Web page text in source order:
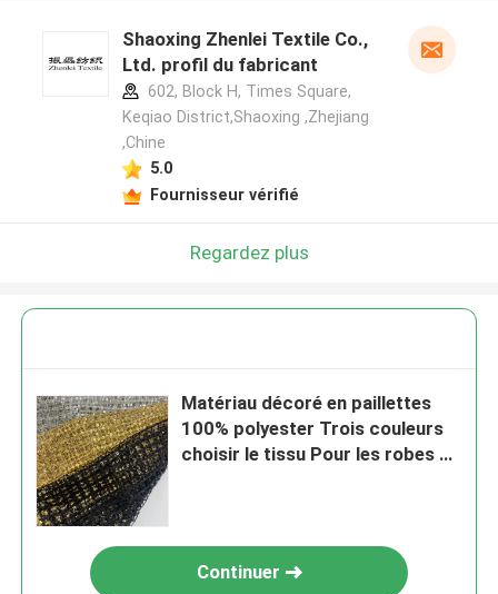
Shaoxing Zhenlei Textile Co.,
Ltd. profil du fabricant
602, Block H, Times Square,
Keqiao District,Shaoxing ,Zhejiang
,Chine
5.0
Fournisseur vérifié
Regardez plus
Matériau décoré en paillettes
100% polyester Trois couleurs
choisir le tissu Pour les robes de
Continuer